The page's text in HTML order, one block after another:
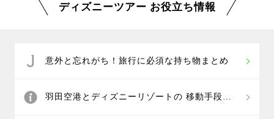
ディズニーツアー お役立ち情報
意外と忘れがち！旅行に必須な持ち物まとめ
羽田空港とディズニーリゾートの 移動手段や